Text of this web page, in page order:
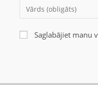
Saglabājiet manu